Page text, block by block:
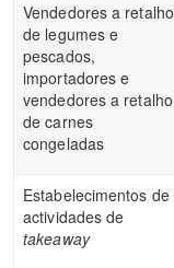
Vendedores a retalho
de legumes e
pescados,
importadores e
vendedores a retalho
de carnes
congeladas
Estabelecimentos de
actividades de
takeaway